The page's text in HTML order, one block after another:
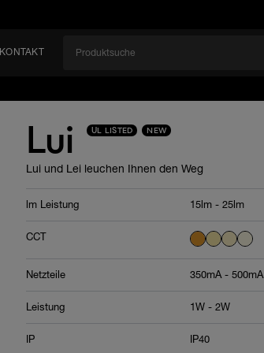
KONTAKT
Lui UL LISTED NEW
Lui und Lei leuchen Ihnen den Weg
lm Leistung 15lm - 25lm
CCT
Netzteile 350mA - 500mA
Leistung 1W - 2W
IP IP40